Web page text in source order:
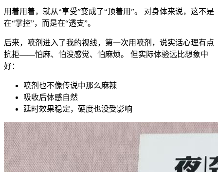
用着用着，就从“享受”变成了“顶着用”。 对身体来说，这不是
在“掌控”，而是在“透支”。
后来，喷剂进入了我的视线，第一次用喷剂，说实话心理有点
抗拒——怕麻、怕没感觉、怕麻烦。 但实际体验远比想象中
好：
喷剂也不像传说中那么麻辣
吸收后体感自然
延时效果稳定，硬度也没受影响